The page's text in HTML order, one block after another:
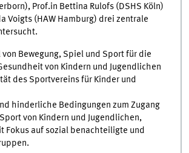
Prof.in Bettina Rulofs (DSHS Köln)
Voigts (HAW Hamburg) drei zentrale
Bewegung, Spiel und Sport für die
von Kindern und Jugendlichen
des Sportvereins für Kinder und
hinderliche Bedingungen zum Zugang
von Kindern und Jugendlichen,
Fokus auf sozial benachteiligte und